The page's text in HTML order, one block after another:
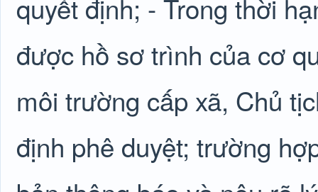
quyết định; - Trong thời
được hồ sơ trình của cơ
môi trường cấp xã, Chủ
định phê duyệt; trường